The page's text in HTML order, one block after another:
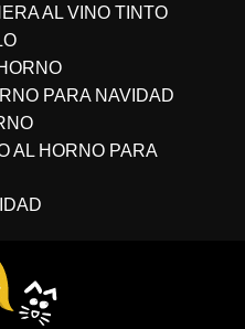
AL VINO TINTO
PARA NAVIDAD
AL HORNO PARA